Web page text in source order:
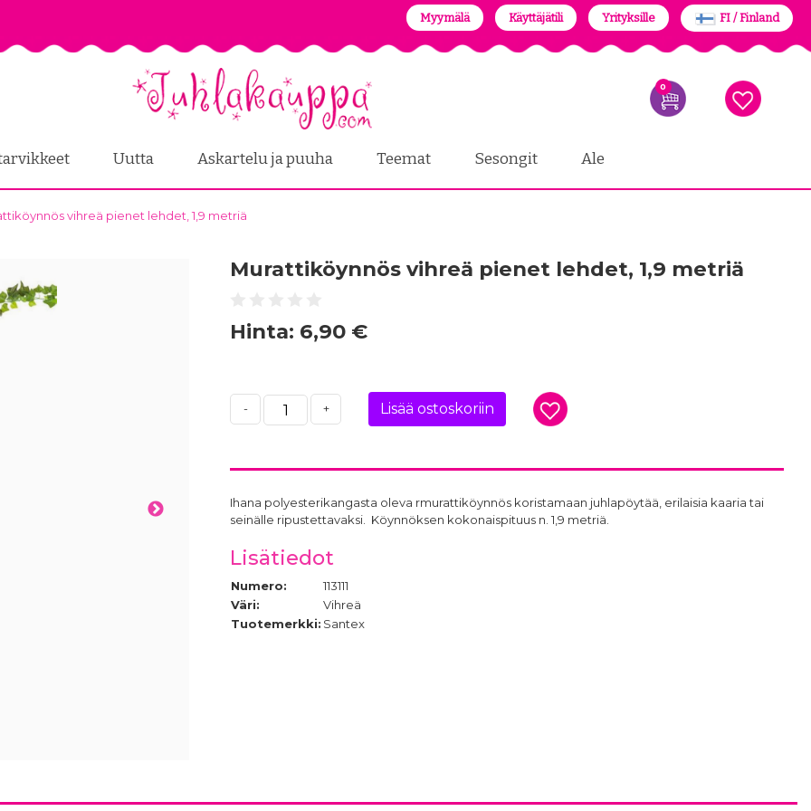
Myymälä Käyttäjätili Yrityksille FI / Finland
0
Uutta Askartelu ja puuha Teemat Sesongit Ale
vihreä pienet lehdet, 1,9 metriä
Murattiköynnös vihreä pienet lehdet, 1,9 metriä
Hinta: 6,90 €
- + Lisää ostoskoriin
Ihana polyesterikangasta oleva rmurattiköynnös koristamaan juhlapöytää, erilaisia kaaria tai
seinälle ripustettavaksi. Köynnöksen kokonaispituus n. 1,9 metriä.
Lisätiedot
Numero:
113111
Väri:
Vihreä
Tuotemerkki: Santex